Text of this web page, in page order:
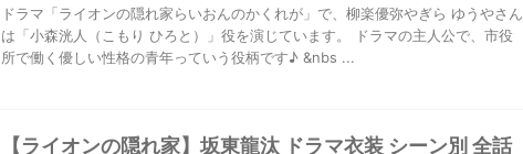
ドラマ「ライオンの隠れ家らいおんのかくれが」で、柳楽優弥やぎら ゆうやさん
は「小森洸人（こもり ひろと）」役を演じています。 ドラマの主人公で、市役
所で働く優しい性格の青年っていう役柄です♪ &nbs ...
【ライオンの隠れ家】坂東龍汰 ドラマ衣装 シーン別 全話